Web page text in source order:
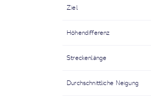
Ziel
Höhendifferenz
Streckenlänge
Durchschnittliche Neigung